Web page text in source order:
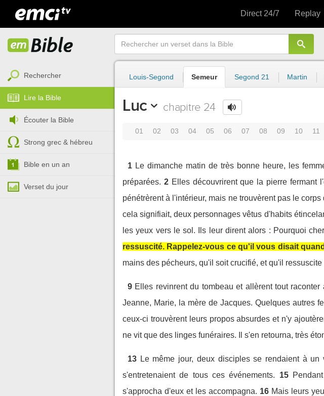
Direct 24/7 Replay
Rechercher
Lire la Bible
Écouter la Bible
Strong grec & hébreu
Bible en un an
Verset du jour
Louis-Segond Semeur Segond 21 Martin
Luc chapitre 24
01 02 03 04 05 06 07 08 09 10 11
1 Le dimanche matin de très bonne heure, les
préparées. 2 Elles découvrirent que la pierre fermant
pénétrèrent à l'intérieur, mais ne trouvèrent pas le
cela signifiait, deux personnages vêtus d'habits
les yeux vers le sol. Ils leur dirent alors : Pourquoi
ressuscité. Rappelez-vous ce qu'il vous disait
mains des pécheurs, qu'il soit crucifié, et qu'il
9 Elles revinrent du tombeau et allèrent tout
Jeanne, Marie, la mère de Jacques. Quelques autres
ceux-ci trouvèrent leurs propos absurdes et n'y
ne vit que des linges funéraires. Il s'en retourna, très
13 Le même jour, deux disciples se rendaient à
s'entretenaient de tous ces événements.
15
s'approcha d'eux et les accompagna. 16 Mais leurs